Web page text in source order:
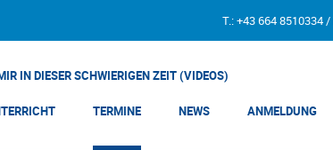
T.: +43 664 8510334 /
IN DIESER SCHWIERIGEN ZEIT (VIDEOS)
TERMINE NEWS ANMELDUNG